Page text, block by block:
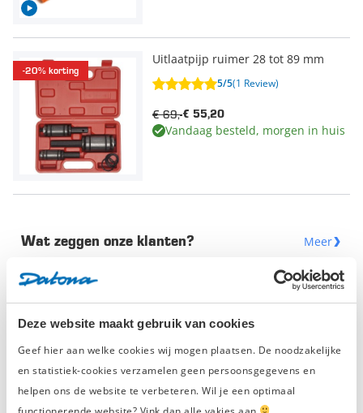
Deze website maakt gebruik van cookies
Geef hier aan welke cookies wij mogen plaatsen. De noodzakelijke
en statistiek-cookies verzamelen geen persoonsgegevens en
helpen ons de website te verbeteren. Wil je een optimaal
-20% korting
Uitlaatpijp ruimer 28 tot 89 mm
5/5(1 Review)
€ 55,20
€ 69,-
Vandaag besteld, morgen in huis
Wat zeggen onze klanten? Meer
Peter Leuwerink
werd snel geleverd en ziet er degelijk
uit. De montagehandleiding ontbreekt
echter.
Daarnaast werd het pakket
Gwen Heye
service en